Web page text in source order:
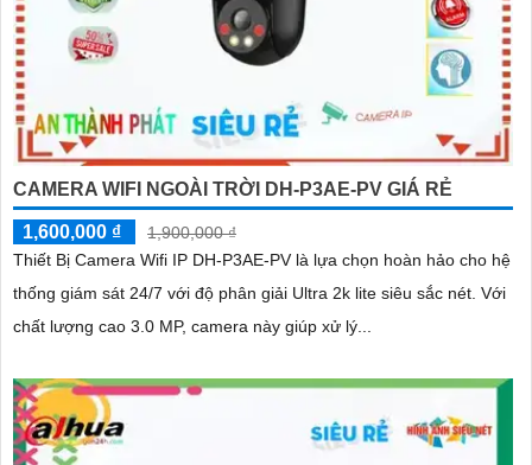
CAMERA WIFI NGOÀI TRỜI DH-P3AE-PV GIÁ RẺ
1,600,000 ₫
1,900,000 ₫
Thiết Bị Camera Wifi IP DH-P3AE-PV là lựa chọn hoàn hảo cho hệ
thống giám sát 24/7 với độ phân giải Ultra 2k lite siêu sắc nét. Với
chất lượng cao 3.0 MP, camera này giúp xử lý...